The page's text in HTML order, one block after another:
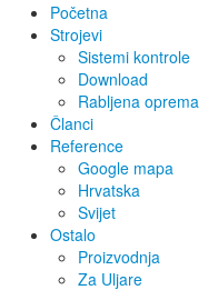
Početna
Strojevi
Sistemi kontrole
Download
Rabljena oprema
Članci
Reference
Google mapa
Hrvatska
Svijet
Ostalo
Proizvodnja
Za Uljare